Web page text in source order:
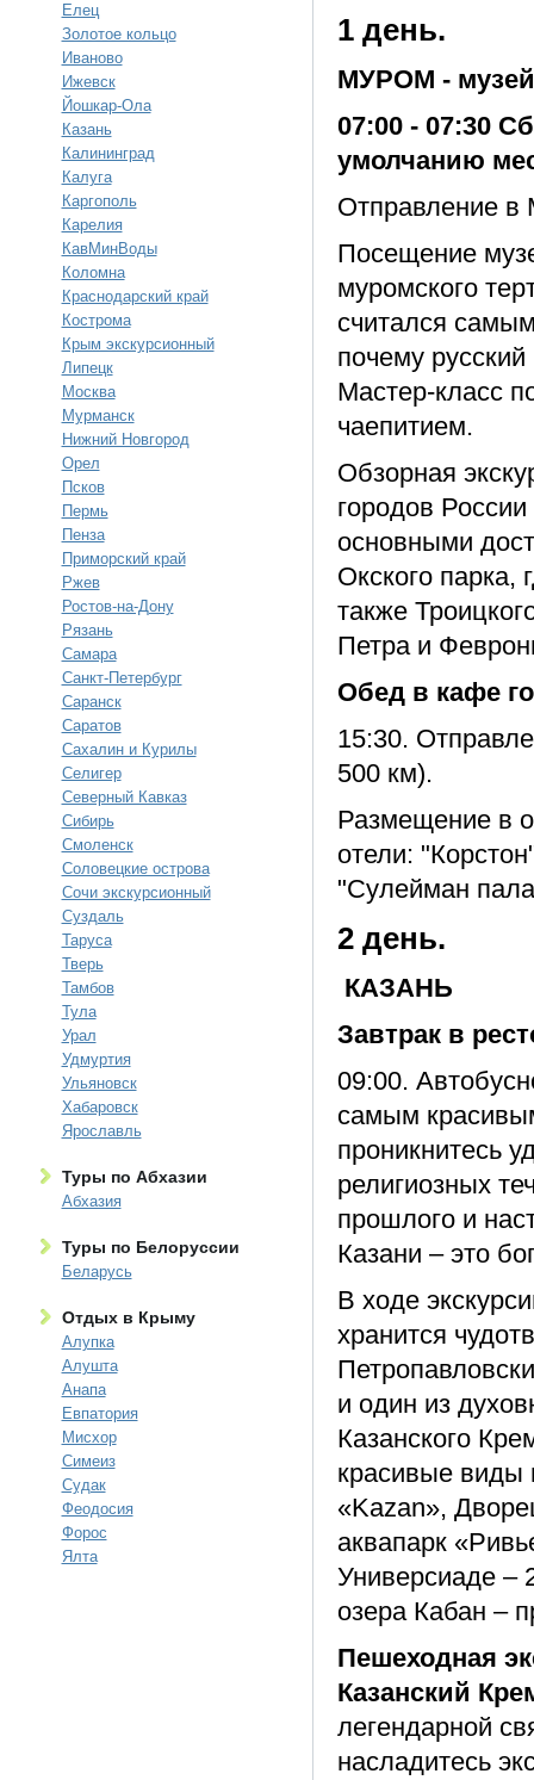
Елец
Золотое кольцо
Иваново
Ижевск
Йошкар-Ола
Казань
Калининград
Калуга
Каргополь
Карелия
КавМинВоды
Коломна
Краснодарский край
Кострома
Крым экскурсионный
Липецк
Москва
Мурманск
Нижний Новгород
Орел
Псков
Пермь
Пенза
Приморский край
Ржев
Ростов-на-Дону
Рязань
Самара
Санкт-Петербург
Саранск
Саратов
Сахалин и Курилы
Селигер
Северный Кавказ
Сибирь
Смоленск
Соловецкие острова
Сочи экскурсионный
Суздаль
Таруса
Тверь
Тамбов
Тула
Урал
Удмуртия
Ульяновск
Хабаровск
Ярославль
Туры по Абхазии
Абхазия
Туры по Белоруссии
Беларусь
Отдых в Крыму
Алупка
Алушта
Анапа
Евпатория
Мисхор
Симеиз
Судак
Феодосия
Форос
Ялта
1 день.
МУРОМ -
07:00 - 07:30
умолчанию
Отправление в
Посещение
муромского
считался
почему
Мастер-класс
чаепитием.
Обзорная
городов
основными
Окского парка,
также
Петра и
Обед в кафе
15:30.
500 км).
Размещение в
отели:
"Сулейман
2 день.
КАЗАНЬ
Завтрак в
09:00.
самым
проникнитесь
религиозных
прошлого и
Казани – это
В ходе
хранится
и один из
Казанского
красивые виды
«Kazan»,
аквапарк
Универсиаде –
озера Кабан –
Пешеходная
Казанский
легендарной
насладитесь